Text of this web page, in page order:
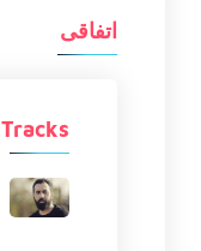
اتفاقی
Tracks